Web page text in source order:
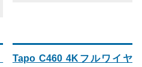
Tapo C460 4Kフルワイヤ